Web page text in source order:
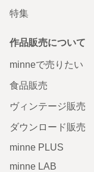
特集
作品販売について
minneで売りたい
食品販売
ヴィンテージ販売
ダウンロード販売
minne PLUS
minne LAB